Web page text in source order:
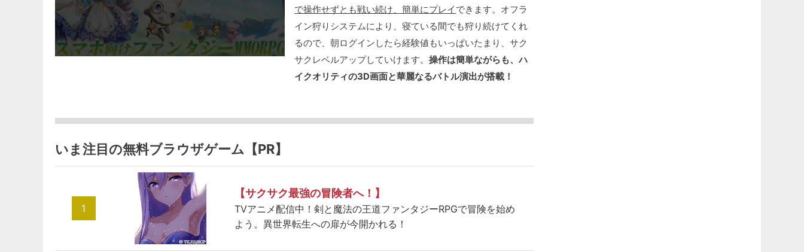
で操作せずとも戦い続け、簡単にプレイできます。オフラ
イン狩りシステムにより、寝ている間でも狩り続けてくれ
るので、朝ログインしたら経験値もいっぱいたまり、サク
サクレベルアップしていけます。操作は簡単ながらも、ハ
イクオリティの3D画面と華麗なるバトル演出が搭載！
いま注目の無料ブラウザゲーム【PR】
1
【サクサク最強の冒険者へ！】
TVアニメ配信中！剣と魔法の王道ファンタジーRPGで冒険を始め
よう。異世界転生への扉が今開かれる！